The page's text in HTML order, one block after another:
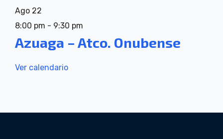
Ago 22
8:00 pm - 9:30 pm
Azuaga – Atco. Onubense
Ver calendario